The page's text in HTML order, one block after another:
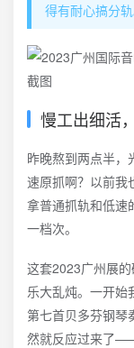
得有耐心搞分轨
慢工出细活
昨晚熬到两点半，
速原抓啊？以前我
拿普通抓轨和低速
一档次。
这套2023广州展
乐大乱炖。一开始
第七首贝多芬钢琴
然就反应过来了